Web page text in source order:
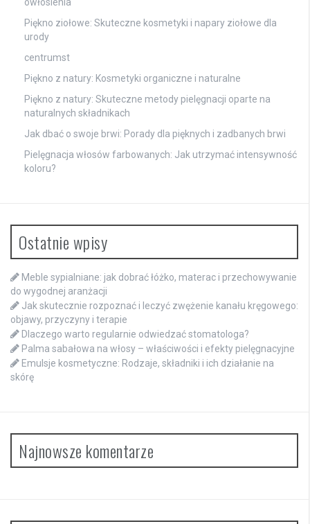
owłosienia
Piękno ziołowe: Skuteczne kosmetyki i napary ziołowe dla
urody
centrumst
Piękno z natury: Kosmetyki organiczne i naturalne
Piękno z natury: Skuteczne metody pielęgnacji oparte na
naturalnych składnikach
Jak dbać o swoje brwi: Porady dla pięknych i zadbanych brwi
Pielęgnacja włosów farbowanych: Jak utrzymać intensywność
koloru?
Ostatnie wpisy
Meble sypialniane: jak dobrać łóżko, materac i przechowywanie
do wygodnej aranżacji
Jak skutecznie rozpoznać i leczyć zwężenie kanału kręgowego:
objawy, przyczyny i terapie
Dlaczego warto regularnie odwiedzać stomatologa?
Palma sabałowa na włosy – właściwości i efekty pielęgnacyjne
Emulsje kosmetyczne: Rodzaje, składniki i ich działanie na
skórę
Najnowsze komentarze